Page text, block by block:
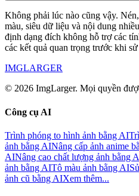
Không phải lúc nào cũng vậy.
màu, siêu dữ liệu và nội dung
định dạng đích không hỗ trợ các
các kết quả quan trọng trước khi
IMGLARGER
© 2026 ImgLarger. Mọi quyền
Công cụ AI
Trình phóng to hình ảnh bằng AI
ảnh bằng AINâng cấp ảnh anime
AINâng cao chất lượng ảnh bằng
ảnh bằng AITô màu ảnh bằng AI
ảnh cũ bằng AIXem thêm...